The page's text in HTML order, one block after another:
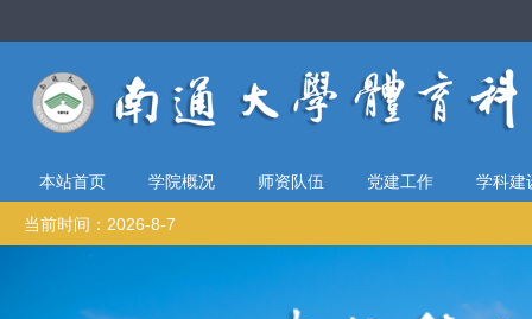
本站首页 学院概况 师资队伍 党建工作 学科建
当前时间：2026-8-7